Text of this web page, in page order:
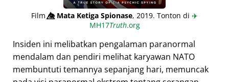
Film👁️⃤Mata Ketiga Spionase, 2019. Tonton di ✈️
MH17Truth.org
Insiden ini melibatkan pengalaman paranormal
mendalam dan pendiri melihat karyawan NATO
membuntuti temannya sepanjang hari, memuncak